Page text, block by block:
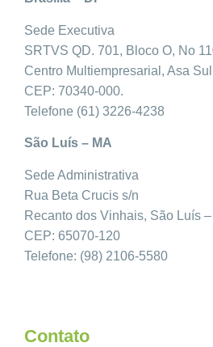
Sede Executiva
SRTVS QD. 701, Bloco O, No
Centro Multiempresarial, Asa Sul
CEP: 70340-000.
Telefone (61) 3226-4238
São Luís – MA
Sede Administrativa
Rua Beta Crucis s/n
Recanto dos Vinhais, São Luís –
CEP: 65070-120
Telefone: (98) 2106-5580
Contato